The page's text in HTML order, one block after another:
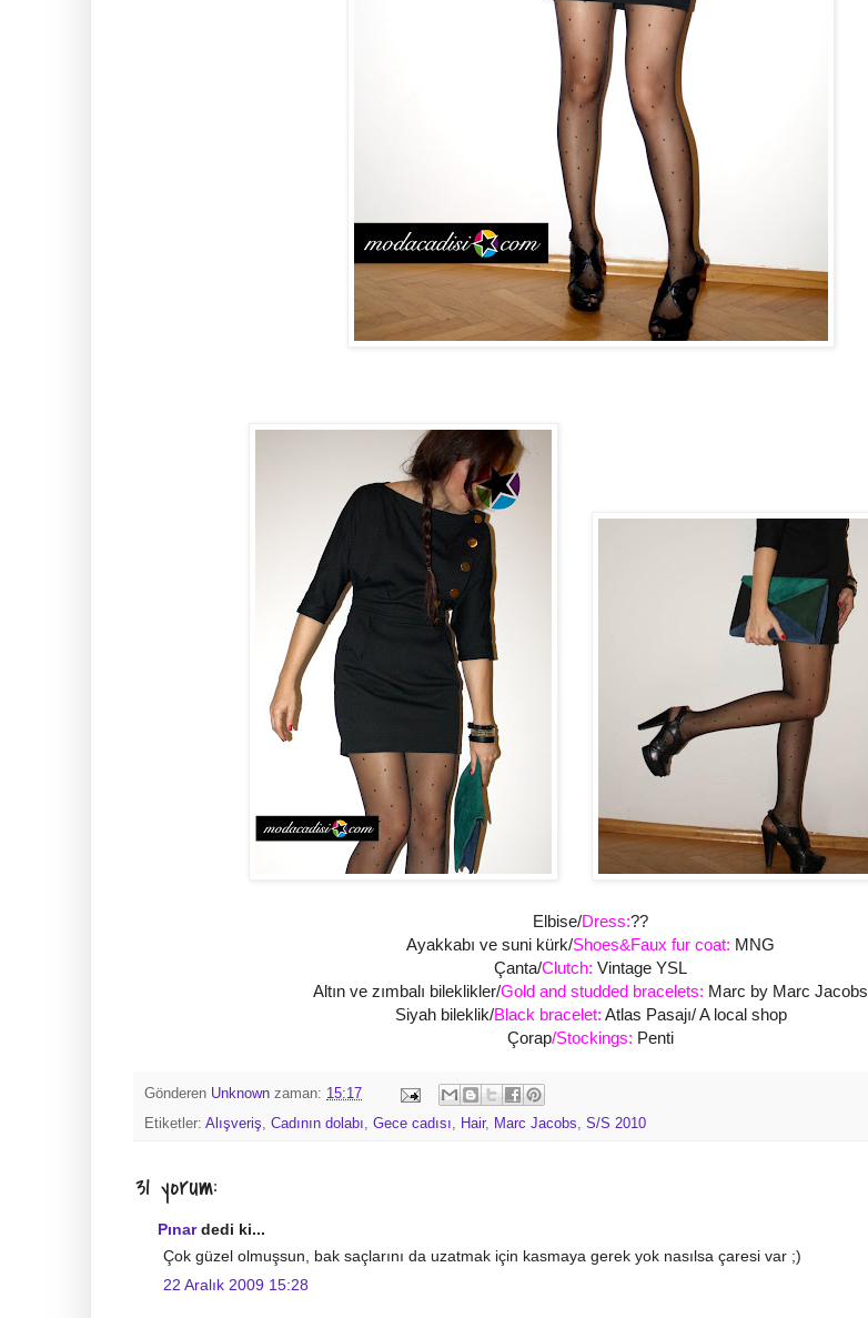
Elbise/Dress:??
Ayakkabı ve suni kürk/Shoes&Faux fur coat: MNG
Çanta/Clutch: Vintage YSL
Altın ve zımbalı bileklikler/Gold and studded bracelets: Marc by Marc Jacobs
Siyah bileklik/Black bracelet: Atlas Pasajı/ A local shop
Çorap/Stockings: Penti
Gönderen Unknown zaman: 15:17
Etiketler: Alışveriş, Cadının dolabı, Gece cadısı, Hair, Marc Jacobs, S/S 2010
31 yorum:
Pınardedi ki...
Çok güzel olmuşsun, bak saçlarını da uzatmak için kasmaya gerek yok nasılsa çaresi var ;)
22 Aralık 2009 15:28